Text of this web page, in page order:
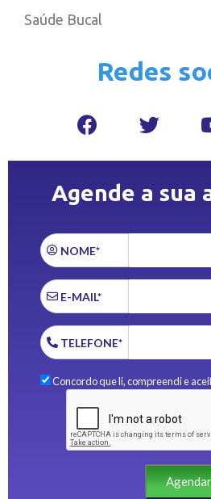
Saúde Bucal
Redes
Agende a sua
NOME*
E-MAIL*
TELEFONE*
Concordo que li, compreendi e
Agendar